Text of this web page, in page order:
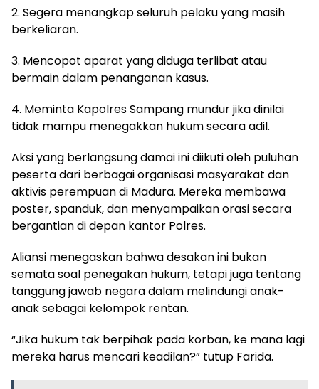
2. Segera menangkap seluruh pelaku yang masih
berkeliaran.
3. Mencopot aparat yang diduga terlibat atau
bermain dalam penanganan kasus.
4. Meminta Kapolres Sampang mundur jika dinilai
tidak mampu menegakkan hukum secara adil.
Aksi yang berlangsung damai ini diikuti oleh puluhan
peserta dari berbagai organisasi masyarakat dan
aktivis perempuan di Madura. Mereka membawa
poster, spanduk, dan menyampaikan orasi secara
bergantian di depan kantor Polres.
Aliansi menegaskan bahwa desakan ini bukan
semata soal penegakan hukum, tetapi juga tentang
tanggung jawab negara dalam melindungi anak-
anak sebagai kelompok rentan.
“Jika hukum tak berpihak pada korban, ke mana lagi
mereka harus mencari keadilan?” tutup Farida.